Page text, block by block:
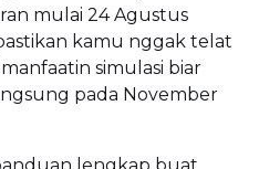
mulai 24 Agustus
kamu nggak telat
simulasi biar
pada November